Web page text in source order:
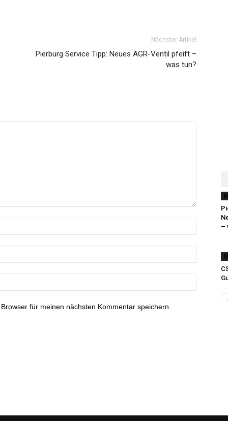
Nächster Artikel
Pierburg Service Tipp: Neues AGR-Ventil pfeift –
was tun?
für meinen nächsten Kommentar speichern.
–